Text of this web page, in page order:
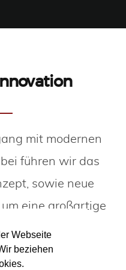
Webseite
beziehen
mit modernen
führen wir das
sowie neue
um eine großartige
schaffen.